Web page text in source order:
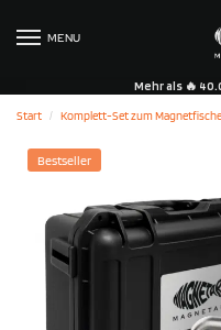
MENU
Mehr als 🔥
Start
/ Komplett-Set zum
Bestseller